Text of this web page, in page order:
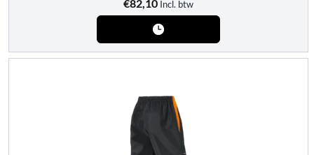
€82,10 Incl. btw